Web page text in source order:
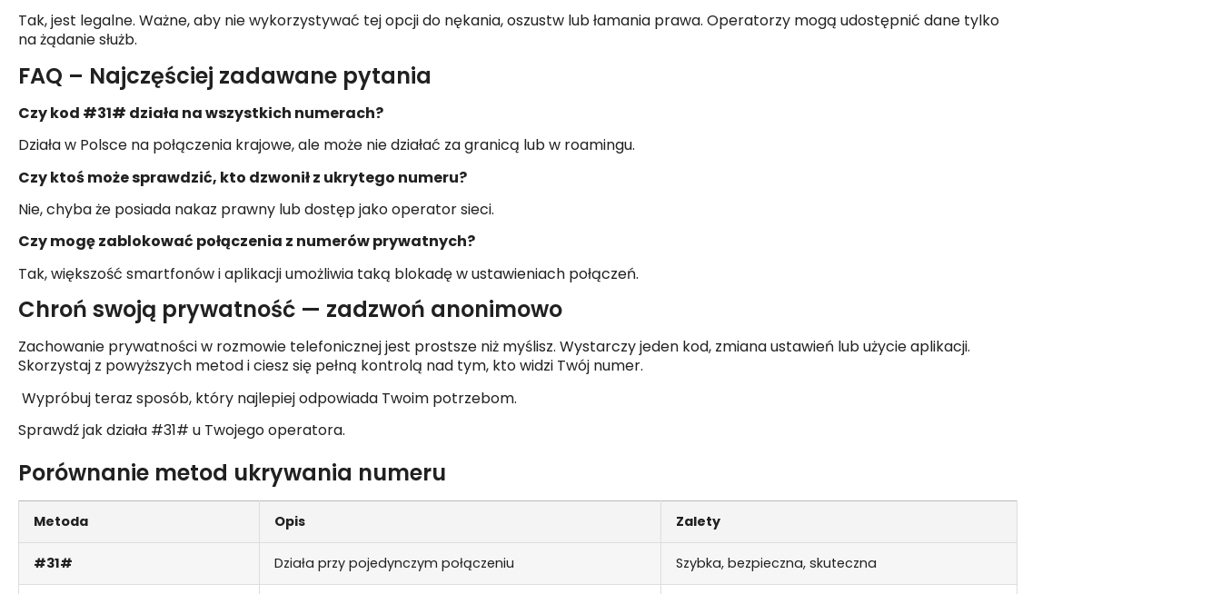
Tak, jest legalne. Ważne, aby nie wykorzystywać tej opcji do nękania, oszustw lub łamania prawa. Operatorzy mogą udostępnić dane tylko
na żądanie służb.
FAQ – Najczęściej zadawane pytania
Czy kod #31# działa na wszystkich numerach?
Działa w Polsce na połączenia krajowe, ale może nie działać za granicą lub w roamingu.
Czy ktoś może sprawdzić, kto dzwonił z ukrytego numeru?
Nie, chyba że posiada nakaz prawny lub dostęp jako operator sieci.
Czy mogę zablokować połączenia z numerów prywatnych?
Tak, większość smartfonów i aplikacji umożliwia taką blokadę w ustawieniach połączeń.
Chroń swoją prywatność — zadzwoń anonimowo
Zachowanie prywatności w rozmowie telefonicznej jest prostsze niż myślisz. Wystarczy jeden kod, zmiana ustawień lub użycie aplikacji.
Skorzystaj z powyższych metod i ciesz się pełną kontrolą nad tym, kto widzi Twój numer.
Wypróbuj teraz sposób, który najlepiej odpowiada Twoim potrzebom.
Sprawdź jak działa #31# u Twojego operatora.
Porównanie metod ukrywania numeru
Metoda Opis Zalety
#31# Działa przy pojedynczym połączeniu Szybka, bezpieczna, skuteczna